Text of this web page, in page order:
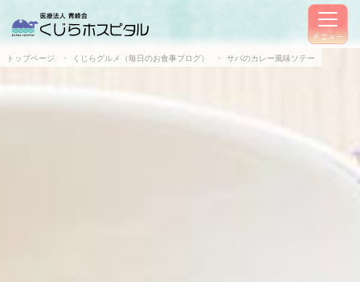
メニュー
トップページ くじらグルメ（毎日のお食事ブログ） サバのカレー風味ソテー